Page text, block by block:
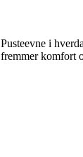
Pusteevne i
fremmer komfort